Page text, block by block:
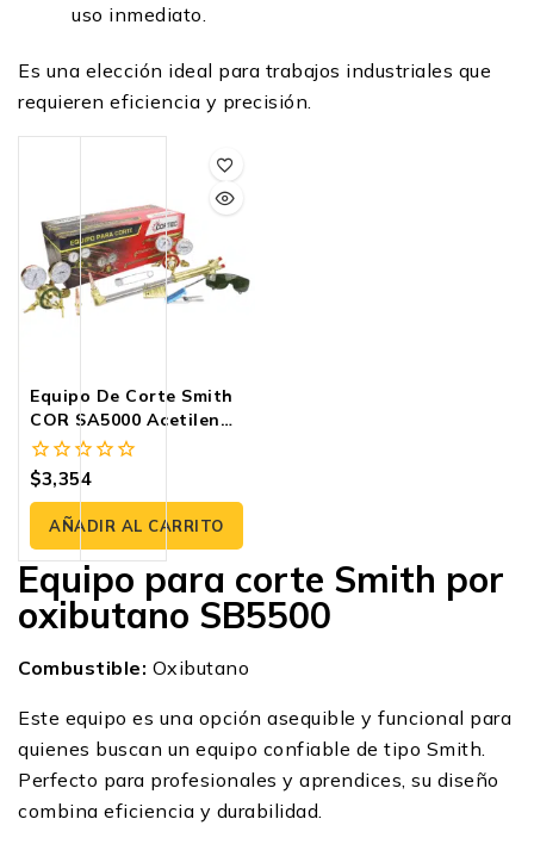
uso inmediato.
Es una elección ideal para trabajos industriales que
requieren eficiencia y precisión.
Equipo De Corte Smith
COR SA5000 Acetileno
21” | Cortec
0
fuera
5
$3,354
AÑADIR AL CARRITO
Equipo para corte Smith por
oxibutano SB5500
Combustible: Oxibutano
Este equipo es una opción asequible y funcional para
quienes buscan un equipo confiable de tipo Smith.
Perfecto para profesionales y aprendices, su diseño
combina eficiencia y durabilidad.